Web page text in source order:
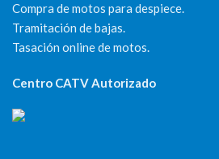
Compra de motos para despiece.
Tramitación de bajas.
Tasación online de motos.
Centro CATV Autorizado